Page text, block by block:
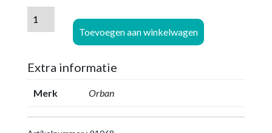
voor
5950
en
5750
Toevoegen aan winkelwagen
Extra informatie
Merk Orban